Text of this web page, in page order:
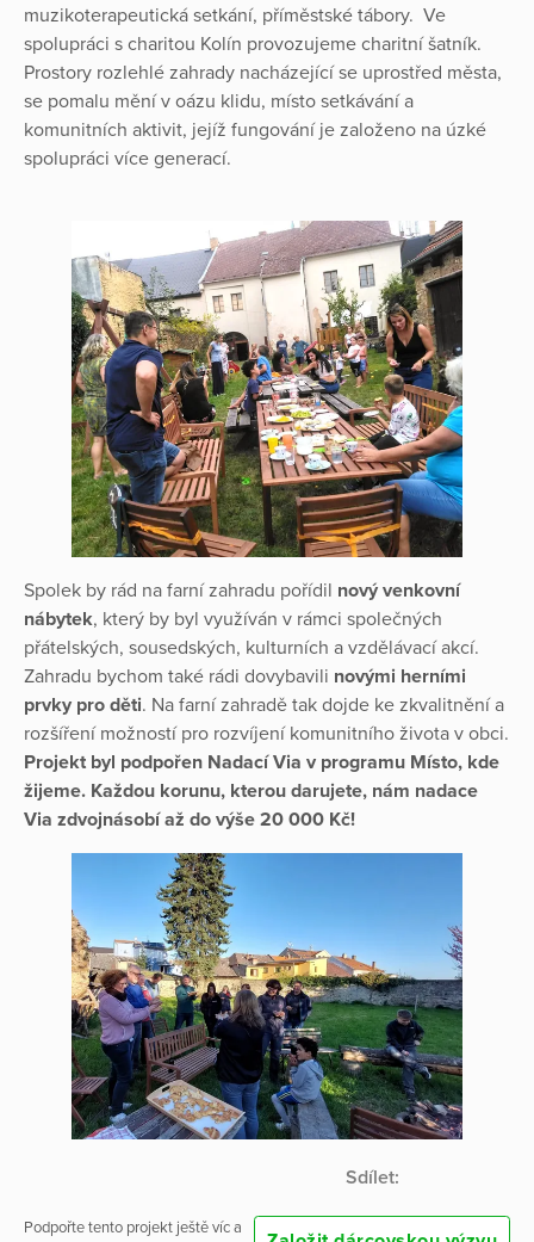
muzikoterapeutická setkání, příměstské tábory. Ve
spolupráci s charitou Kolín provozujeme charitní šatník.
Prostory rozlehlé zahrady nacházející se uprostřed města,
se pomalu mění v oázu klidu, místo setkávání a
komunitních aktivit, jejíž fungování je založeno na úzké
spolupráci více generací.
Spolek by rád na farní zahradu pořídil nový venkovní
nábytek, který by byl využíván v rámci společných
přátelských, sousedských, kulturních a vzdělávací akcí.
Zahradu bychom také rádi dovybavili novými herními
prvky pro děti. Na farní zahradě tak dojde ke zkvalitnění a
rozšíření možností pro rozvíjení komunitního života v obci.
Projekt byl podpořen Nadací Via v programu Místo, kde
žijeme. Každou korunu, kterou darujete, nám nadace
Via zdvojnásobí až do výše 20 000 Kč!
Sdílet:
Podpořte tento projekt ještě víc a